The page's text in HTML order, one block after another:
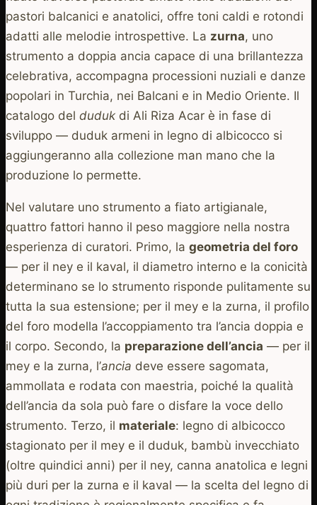
pastori balcanici e anatolici, offre toni caldi e rotondi
adatti alle melodie introspettive. La zurna, uno
strumento a doppia ancia capace di una brillantezza
celebrativa, accompagna processioni nuziali e danze
popolari in Turchia, nei Balcani e in Medio Oriente. Il
catalogo del duduk di Ali Riza Acar è in fase di
sviluppo — duduk armeni in legno di albicocco si
aggiungeranno alla collezione man mano che la
produzione lo permette.
Nel valutare uno strumento a fiato artigianale,
quattro fattori hanno il peso maggiore nella nostra
esperienza di curatori. Primo, la geometria del foro
— per il ney e il kaval, il diametro interno e la conicità
determinano se lo strumento risponde pulitamente su
tutta la sua estensione; per il mey e la zurna, il profilo
del foro modella l’accoppiamento tra l’ancia doppia e
il corpo. Secondo, la preparazione dell’ancia — per il
mey e la zurna, l’ancia deve essere sagomata,
ammollata e rodata con maestria, poiché la qualità
dell’ancia da sola può fare o disfare la voce dello
strumento. Terzo, il materiale: legno di albicocco
stagionato per il mey e il duduk, bambù invecchiato
(oltre quindici anni) per il ney, canna anatolica e legni
più duri per la zurna e il kaval — la scelta del legno di